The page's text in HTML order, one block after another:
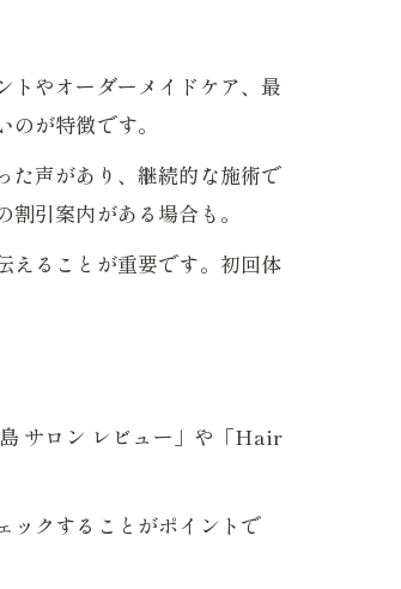
トやオーダーメイドケア、最
が特徴です。
た声があり、継続的な施術で
引案内がある場合も。
えることが重要です。初回体
サロン レビュー」や「Hair
ックすることがポイントで